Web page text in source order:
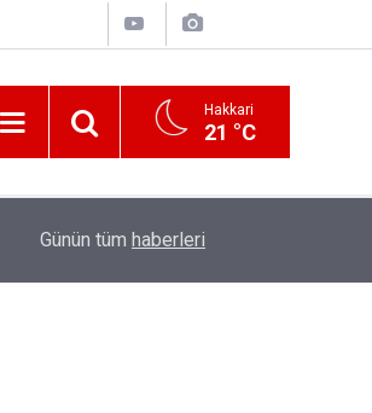
Hakkari
21 °C
kalbine yenik düştü
Günün tüm haberleri